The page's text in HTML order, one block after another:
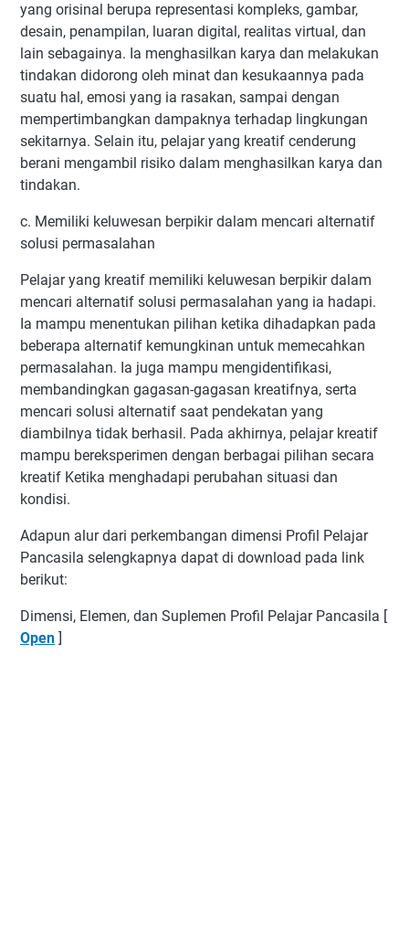
yang orisinal berupa representasi kompleks, gambar,
desain, penampilan, luaran digital, realitas virtual, dan
lain sebagainya. Ia menghasilkan karya dan melakukan
tindakan didorong oleh minat dan kesukaannya pada
suatu hal, emosi yang ia rasakan, sampai dengan
mempertimbangkan dampaknya terhadap lingkungan
sekitarnya. Selain itu, pelajar yang kreatif cenderung
berani mengambil risiko dalam menghasilkan karya dan
tindakan.
c. Memiliki keluwesan berpikir dalam mencari alternatif
solusi permasalahan
Pelajar yang kreatif memiliki keluwesan berpikir dalam
mencari alternatif solusi permasalahan yang ia hadapi.
Ia mampu menentukan pilihan ketika dihadapkan pada
beberapa alternatif kemungkinan untuk memecahkan
permasalahan. Ia juga mampu mengidentifikasi,
membandingkan gagasan-gagasan kreatifnya, serta
mencari solusi alternatif saat pendekatan yang
diambilnya tidak berhasil. Pada akhirnya, pelajar kreatif
mampu bereksperimen dengan berbagai pilihan secara
kreatif Ketika menghadapi perubahan situasi dan
kondisi.
Adapun alur dari perkembangan dimensi Profil Pelajar
Pancasila selengkapnya dapat di download pada link
berikut:
Dimensi, Elemen, dan Suplemen Profil Pelajar Pancasila [
Open ]